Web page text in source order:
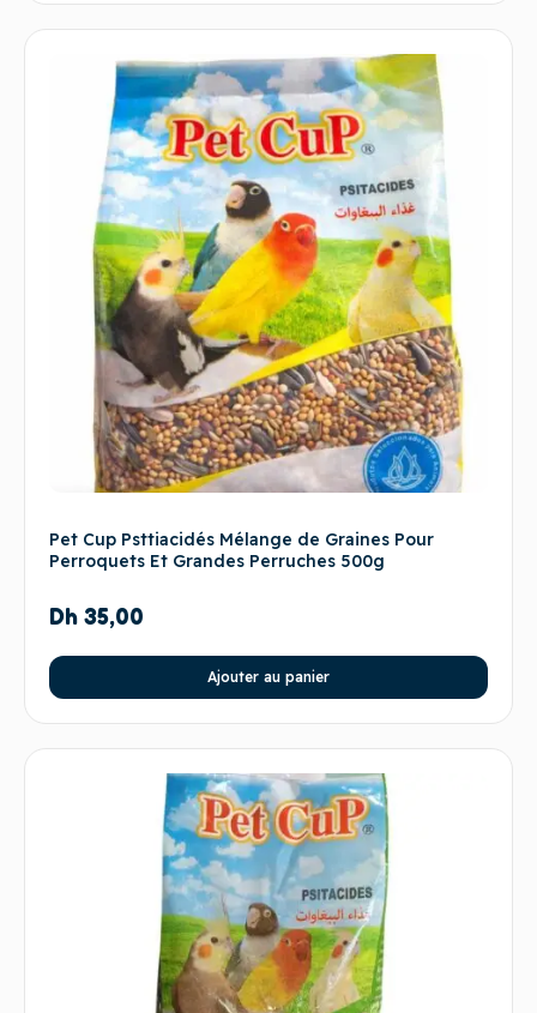
Pet Cup Psttiacidés Mélange de Graines Pour
Perroquets Et Grandes Perruches 500g
Dh 35,00
Ajouter au panier